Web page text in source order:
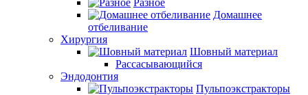
Разное
Домашнее
отбеливание
Хирургия
Шовный материал
Рассасывающийся
Эндодонтия
Пульпоэкстракторы